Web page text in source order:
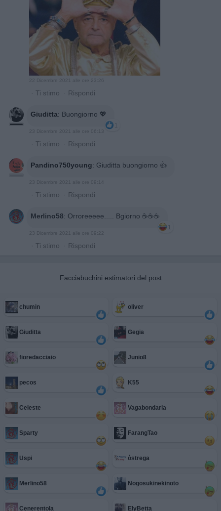
22 Dicembre 2021 alle ore 23:26
· Ti stimo · Rispondi
Giuditta: Buongiorno 💖
1
23 Dicembre 2021 alle ore 06:13
· Ti stimo · Rispondi
Pandino750young: Giuditta buongiorno 👍
23 Dicembre 2021 alle ore 09:14
· Ti stimo · Rispondi
Merlino58: Orroreeeee..... Bgiorno ☕☕☕
1
23 Dicembre 2021 alle ore 09:22
· Ti stimo · Rispondi
Facciabuchini estimatori del post
chumin oliver
Giuditta Gegia
fioredacciaio Junio8
pecos K55
Celeste Vagabondaria
Sparty FarangTao
Uspi òstrega
Merlino58 Nogosukinekinoto
Cenerentola ElyBetta